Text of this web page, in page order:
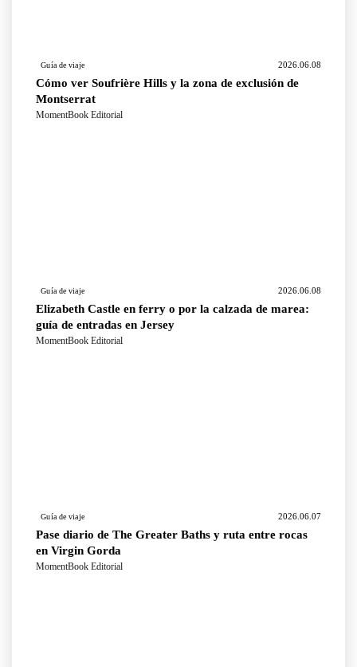
Guía de viaje 2026.06.08
Cómo ver Soufrière Hills y la zona de exclusión de
Montserrat
MomentBook Editorial
Guía de viaje 2026.06.08
Elizabeth Castle en ferry o por la calzada de marea:
guía de entradas en Jersey
MomentBook Editorial
Guía de viaje 2026.06.07
Pase diario de The Greater Baths y ruta entre rocas
en Virgin Gorda
MomentBook Editorial